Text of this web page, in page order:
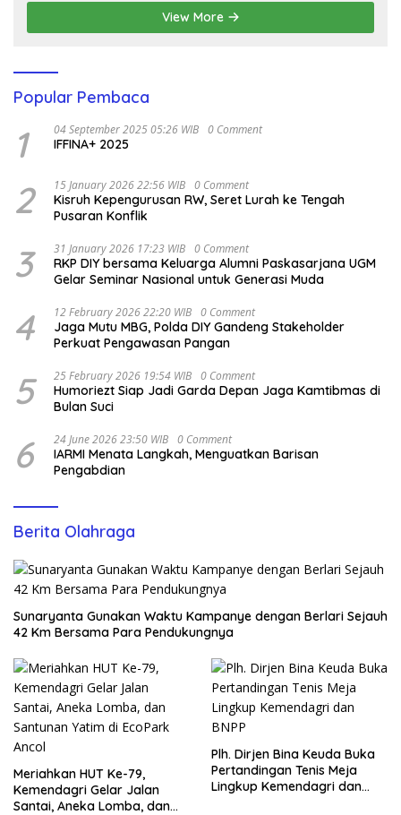
View More
Popular Pembaca
1 04 September 2025 05:26 WIB 0 Comment
IFFINA+ 2025
2 15 January 2026 22:56 WIB 0 Comment
Kisruh Kepengurusan RW, Seret Lurah ke Tengah
Pusaran Konflik
3 31 January 2026 17:23 WIB 0 Comment
RKP DIY bersama Keluarga Alumni Paskasarjana UGM
Gelar Seminar Nasional untuk Generasi Muda
4 12 February 2026 22:20 WIB 0 Comment
Jaga Mutu MBG, Polda DIY Gandeng Stakeholder
Perkuat Pengawasan Pangan
5 25 February 2026 19:54 WIB 0 Comment
Humoriezt Siap Jadi Garda Depan Jaga Kamtibmas di
Bulan Suci
6 24 June 2026 23:50 WIB 0 Comment
IARMI Menata Langkah, Menguatkan Barisan
Pengabdian
Berita Olahraga
Sunaryanta Gunakan Waktu Kampanye dengan Berlari Sejauh
42 Km Bersama Para Pendukungnya
Meriahkan HUT Ke-79,
Kemendagri Gelar Jalan
Santai, Aneka Lomba, dan
Plh. Dirjen Bina Keuda Buka
Pertandingan Tenis Meja
Lingkup Kemendagri dan